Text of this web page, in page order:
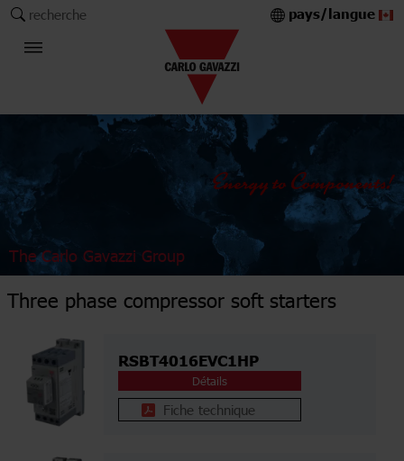
recherche pays/langue
The Carlo Gavazzi Group
Three phase compressor soft starters
RSBT4016EVC1HP
Détails
Fiche technique